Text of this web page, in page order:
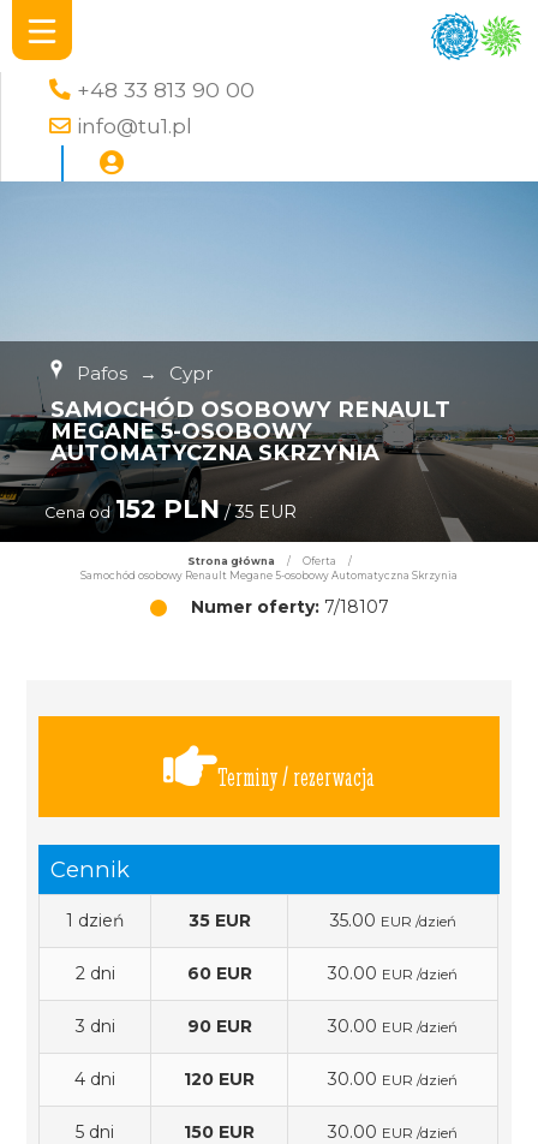
+48 33 813 90 00
info@tu1.pl
Pafos → Cypr
SAMOCHÓD OSOBOWY RENAULT
MEGANE 5-OSOBOWY
AUTOMATYCZNA SKRZYNIA
Cena od 152 PLN/ 35 EUR
Strona główna / Oferta
/
Samochód osobowy Renault Megane 5-osobowy Automatyczna Skrzynia
Numer oferty:7/18107
Terminy / rezerwacja
Cennik
1 dzień 35 EUR 35.00 EUR /dzień
2 dni 60 EUR 30.00 EUR /dzień
3 dni 90 EUR 30.00 EUR /dzień
4 dni 120 EUR 30.00 EUR /dzień
5 dni 150 EUR 30.00 EUR /dzień